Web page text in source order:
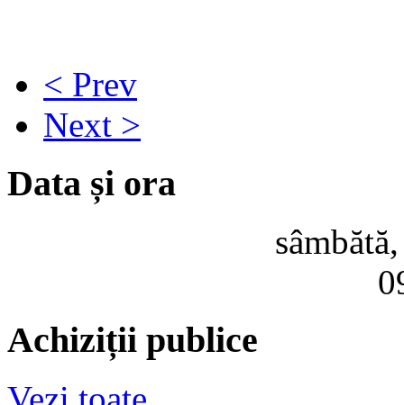
< Prev
Next >
Data și ora
Achiziții publice